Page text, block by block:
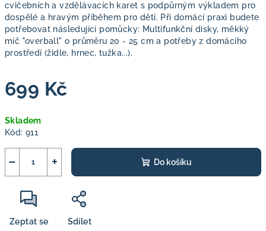
cvičebních a vzdělávacích karet s podpůrným výkladem pro
dospělé a hravým příběhem pro děti. Při domácí praxi budete
potřebovat následující pomůcky: Multifunkční disky, měkký
míč "overball" o průměru 20 - 25 cm a potřeby z domácího
prostředí (židle, hrnec, tužka...).
699 Kč
cena:
Skladem
Kód: 911
+
− Do košíku
Zeptat se Sdílet